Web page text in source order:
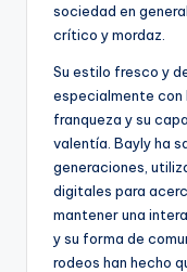
sociedad en
crítico y mordaz.
Su estilo fresco y
especialmente con
franqueza y su
valentía. Bayly ha
generaciones,
digitales para
mantener una
y su forma de
rodeos han hecho